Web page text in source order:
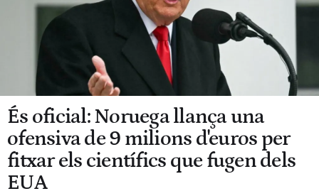
És oficial: Noruega llança una
ofensiva de 9 milions d'euros per
fitxar els científics que fugen dels
EUA